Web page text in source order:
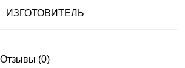
ИЗГОТОВИТЕЛЬ
Отзывы (0)